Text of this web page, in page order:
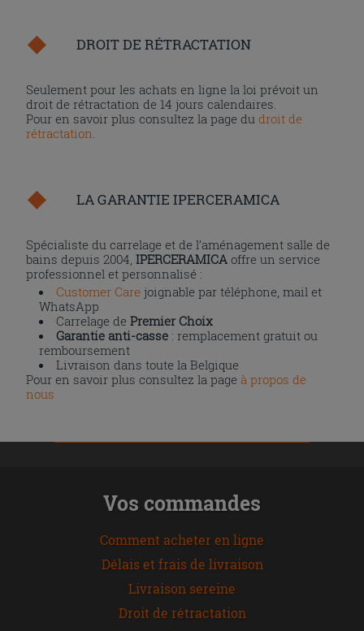
DROIT DE RÉTRACTATION
Seulement pour les achats en ligne la loi prévoit un
droit de rétractation de 14 jours calendaires.
Pour en savoir plus consultez la page dudroit de
rétractation
LA GARANTIE IPERCERAMICA
Spécialiste du carrelage et de l’aménagement salle de
bains depuis 2004,IPERCERAMICA offre un service
professionnel et personnalisé :
Customer Care joignable par téléphone, mail et
WhatsApp
Carrelage dePremier Choix
Garantie anti-casse : remplacement gratuit ou
remboursement
Livraison dans toute la Belgique
Pour en savoir plus consultez la page à propos de
nous
Vos commandes
Comment acheter en ligne
Délais et frais de livraison
Livraison sereine
Droit de rétractation